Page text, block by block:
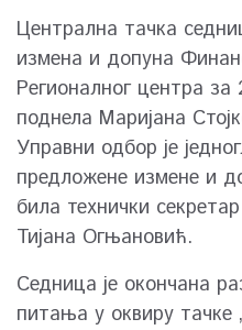
Централна тачка
измена и допуна
Регионалног центра за
поднела Маријана
Управни одбор је
предложене измене и
била технички
Тијана Огњановић.
Седница је окончана
питања у оквиру тачке